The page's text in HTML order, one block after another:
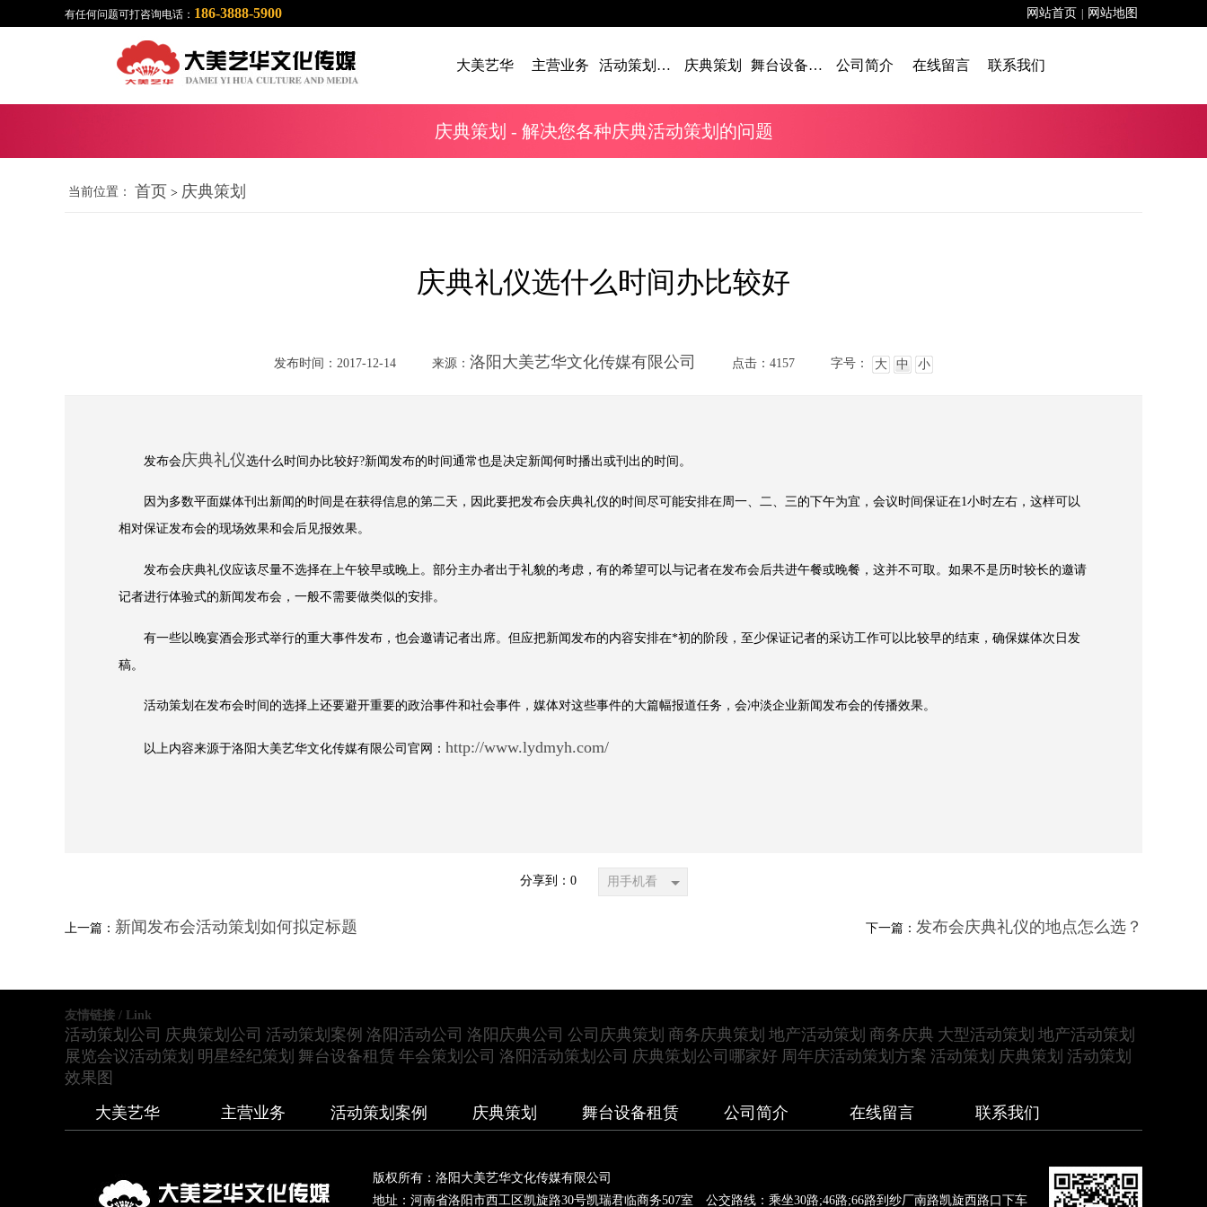
有任何问题可打咨询电话： 186-3888-5900 网站首页 网站地图
大美艺华 主营业务 活动策划案例 庆典策划 舞台设备租赁 公司简介 在线留言 联系我们
庆典策划 - 解决您各种庆典活动策划的问题
当前位置： 首页 > 庆典策划
庆典礼仪选什么时间办比较好
发布时间：2017-12-14 来源： 洛阳大美艺华文化传媒有限公司 点击：4157 字号： 大 中 小
发布会庆典礼仪选什么时间办比较好?新闻发布的时间通常也是决定新闻何时播出或刊出的时间。
因为多数平面媒体刊出新闻的时间是在获得信息的第二天，因此要把发布会庆典礼仪的时间尽可能安排在周一、二、三的下午为宜，会议时间保证在1小时左右，这样可以
相对保证发布会的现场效果和会后见报效果。
发布会庆典礼仪应该尽量不选择在上午较早或晚上。部分主办者出于礼貌的考虑，有的希望可以与记者在发布会后共进午餐或晚餐，这并不可取。如果不是历时较长的邀请
记者进行体验式的新闻发布会，一般不需要做类似的安排。
有一些以晚宴酒会形式举行的重大事件发布，也会邀请记者出席。但应把新闻发布的内容安排在*初的阶段，至少保证记者的采访工作可以比较早的结束，确保媒体次日发
稿。
活动策划在发布会时间的选择上还要避开重要的政治事件和社会事件，媒体对这些事件的大篇幅报道任务，会冲淡企业新闻发布会的传播效果。
以上内容来源于洛阳大美艺华文化传媒有限公司官网： http://www.lydmyh.com/
分享到： 0 用手机看
上一篇： 新闻发布会活动策划如何拟定标题 下一篇： 发布会庆典礼仪的地点怎么选？
友情链接 / Link
活动策划公司 庆典策划公司 活动策划案例 洛阳活动公司 洛阳庆典公司 公司庆典策划 商务庆典策划 地产活动策划 商务庆典 大型活动策划 地产活动策划
展览会议活动策划 明星经纪策划 舞台设备租赁 年会策划公司 洛阳活动策划公司 庆典策划公司哪家好 周年庆活动策划方案 活动策划 庆典策划 活动策划
效果图
大美艺华
主营业务 活动策划案例 庆典策划 舞台设备租赁 公司简介 在线留言 联系我们
版权所有：洛阳大美艺华文化传媒有限公司
地址：河南省洛阳市西工区凯旋路30号凯瑞君临商务507室 公交路线：乘坐30路;46路;66路到纱厂南路凯旋西路口下车